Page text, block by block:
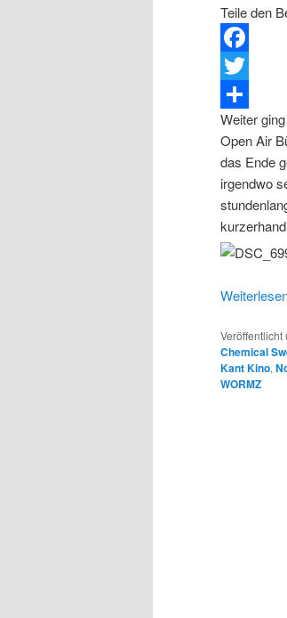
Teile den
Facebook
Twitter
Teilen
Weiter
Open Air
das Ende
irgendwo
Veröffentlicht
Chemical
Kant Kino,
WORMZ